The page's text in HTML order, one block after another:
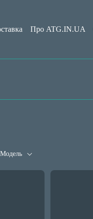
Про ATG.IN.UA
Модель